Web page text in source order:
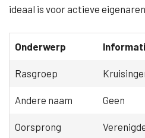
ideaal is voor actieve
Onderwerp
Rasgroep
Andere naam Geen
Oorsprong